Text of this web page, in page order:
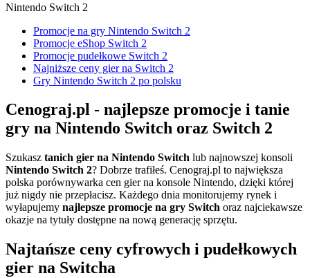
Nintendo Switch 2
Promocje na gry Nintendo Switch 2
Promocje eShop Switch 2
Promocje pudełkowe Switch 2
Najniższe ceny gier na Switch 2
Gry Nintendo Switch 2 po polsku
Cenograj.pl - najlepsze promocje i tanie
gry na Nintendo Switch oraz Switch 2
Szukasz tanich gier na Nintendo Switch lub najnowszej konsoli
Nintendo Switch 2? Dobrze trafiłeś. Cenograj.pl to największa
polska porównywarka cen gier na konsole Nintendo, dzięki której
już nigdy nie przepłacisz. Każdego dnia monitorujemy rynek i
wyłapujemy najlepsze promocje na gry Switch oraz najciekawsze
okazje na tytuły dostępne na nową generację sprzętu.
Najtańsze ceny cyfrowych i pudełkowych
gier na Switcha